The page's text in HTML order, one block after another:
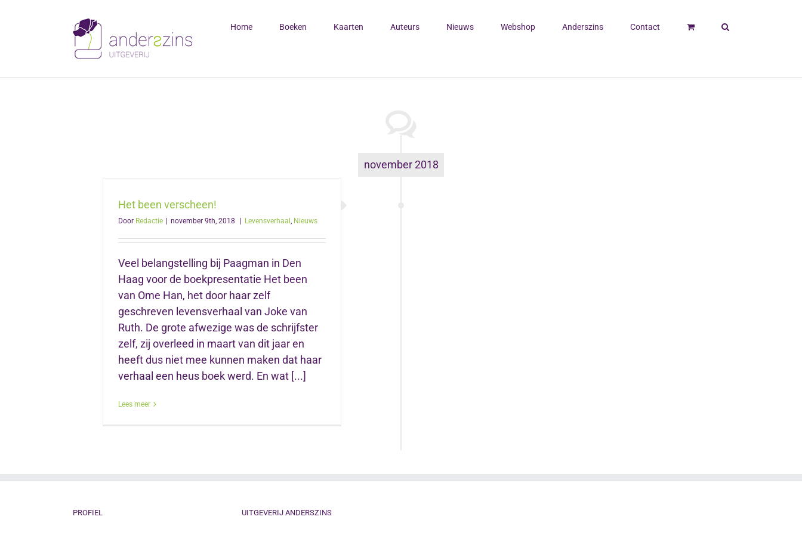
Home Boeken Kaarten Auteurs Nieuws Webshop Anderszins Contact
november 2018
Het been verscheen!
Door Redactie | november 9th, 2018 | Levensverhaal Nieuws
Veel belangstelling bij Paagman in Den
Haag voor de boekpresentatie Het been
van Ome Han, het door haar zelf
geschreven levensverhaal van Joke van
Ruth. De grote afwezige was de schrijfster
zelf, zij overleed in maart van dit jaar en
heeft dus niet mee kunnen maken dat haar
verhaal een heus boek werd. En wat [...]
Lees meer
PROFIEL UITGEVERIJ ANDERSZINS